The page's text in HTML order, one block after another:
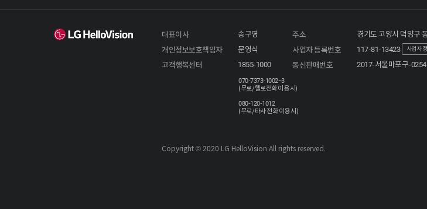
대표이사 송구영 주소 경기도 고양시 덕양구
개인정보보호책임자 문영식 사업자 등록번호 117-81-13423 사업자
고객행복센터 1855-1000 통신판매번호 2017-서울마포구-0254
070-7373-1002~3
(무료/ 헬로전화 이용 시)
080-120-1012
(무료/ 타사 전화 이용 시)
Copyright © 2020 LG HelloVision All rights reserved.